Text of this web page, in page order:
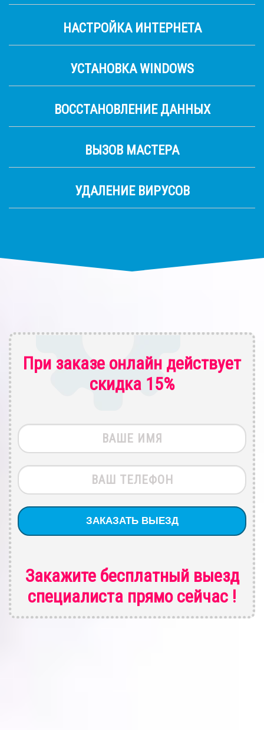
НАСТРОЙКА ИНТЕРНЕТА
УСТАНОВКА WINDOWS
ВОССТАНОВЛЕНИЕ ДАННЫХ
ВЫЗОВ МАСТЕРА
УДАЛЕНИЕ ВИРУСОВ
При заказе онлайн действует
скидка 15%
Закажите бесплатный выезд
специалиста прямо сейчас !